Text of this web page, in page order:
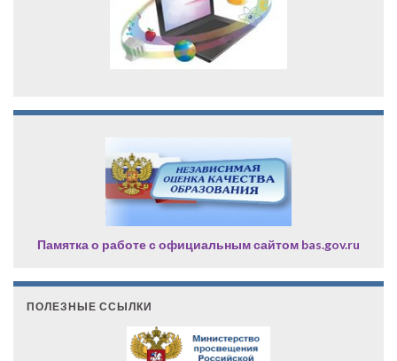
Памятка о работе с официальным сайтом bas.gov.ru
ПОЛЕЗНЫЕ ССЫЛКИ